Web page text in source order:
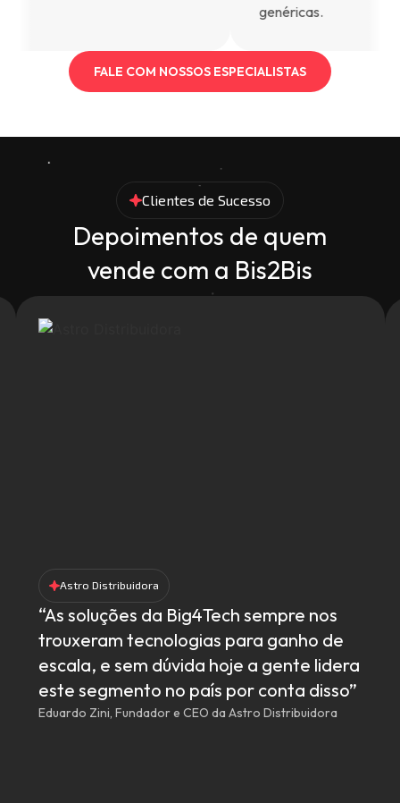
genéricas.
FALE COM NOSSOS ESPECIALISTAS
Clientes de Sucesso
Depoimentos de quem
vende com a Bis2Bis
Astro Distribuidora
“As soluções da Big4Tech sempre nos
trouxeram tecnologias para ganho de
escala, e sem dúvida hoje a gente lidera
este segmento no país por conta disso”
Eduardo Zini, Fundador e CEO da Astro Distribuidora